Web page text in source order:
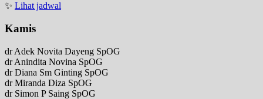
✨ Lihat jadwal
Kamis
dr Adek Novita Dayeng SpOG
dr Anindita Novina SpOG
dr Diana Sm Ginting SpOG
dr Miranda Diza SpOG
dr Simon P Saing SpOG